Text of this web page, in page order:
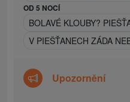
OD 5 NOCÍ
BOLAVÉ KLOUBY?
V PIEŠŤANECH ZÁDA
Upozornění